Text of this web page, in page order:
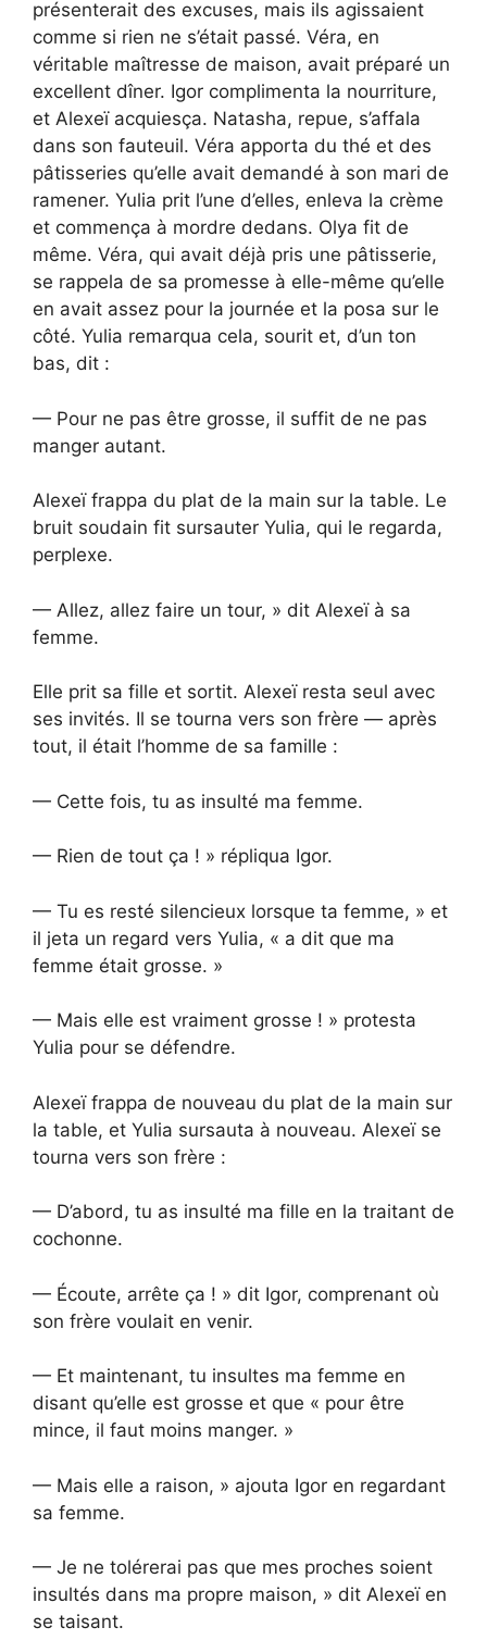
présenterait des excuses, mais ils agissaient
comme si rien ne s’était passé. Véra, en
véritable maîtresse de maison, avait préparé un
excellent dîner. Igor complimenta la nourriture,
et Alexeï acquiesça. Natasha, repue, s’affala
dans son fauteuil. Véra apporta du thé et des
pâtisseries qu’elle avait demandé à son mari de
ramener. Yulia prit l’une d’elles, enleva la crème
et commença à mordre dedans. Olya fit de
même. Véra, qui avait déjà pris une pâtisserie,
se rappela de sa promesse à elle-même qu’elle
en avait assez pour la journée et la posa sur le
côté. Yulia remarqua cela, sourit et, d’un ton
bas, dit :
— Pour ne pas être grosse, il suffit de ne pas
manger autant.
Alexeï frappa du plat de la main sur la table. Le
bruit soudain fit sursauter Yulia, qui le regarda,
perplexe.
— Allez, allez faire un tour, » dit Alexeï à sa
femme.
Elle prit sa fille et sortit. Alexeï resta seul avec
ses invités. Il se tourna vers son frère — après
tout, il était l’homme de sa famille :
— Cette fois, tu as insulté ma femme.
— Rien de tout ça ! » répliqua Igor.
— Tu es resté silencieux lorsque ta femme, » et
il jeta un regard vers Yulia, « a dit que ma
femme était grosse. »
— Mais elle est vraiment grosse ! » protesta
Yulia pour se défendre.
Alexeï frappa de nouveau du plat de la main sur
la table, et Yulia sursauta à nouveau. Alexeï se
tourna vers son frère :
— D’abord, tu as insulté ma fille en la traitant de
cochonne.
— Écoute, arrête ça ! » dit Igor, comprenant où
son frère voulait en venir.
— Et maintenant, tu insultes ma femme en
disant qu’elle est grosse et que « pour être
mince, il faut moins manger. »
— Mais elle a raison, » ajouta Igor en regardant
sa femme.
— Je ne tolérerai pas que mes proches soient
insultés dans ma propre maison, » dit Alexeï en
se taisant.